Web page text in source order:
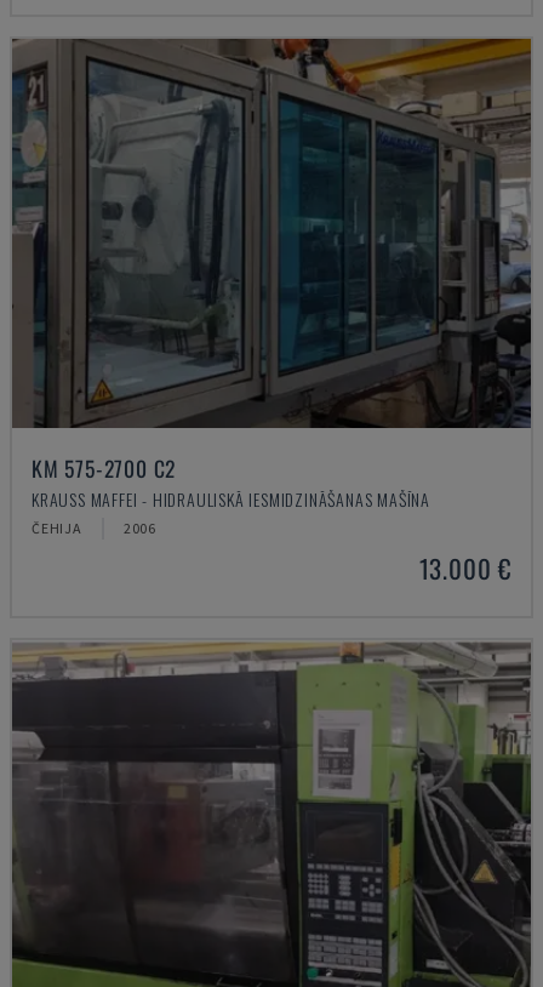
KM 575-2700 C2
KRAUSS MAFFEI - HIDRAULISKĀ IESMIDZINĀŠANAS MAŠĪNA
ČEHIJA 2006
13.000 €